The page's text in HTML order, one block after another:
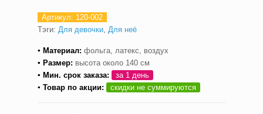
Артикул: 120-002
Тэги: Для девочки, Для неё
▪ Материал: фольга, латекс, воздух
▪ Размер: высота около 140 см
▪ Мин. срок заказа:
за 1 день
▪ Товар по акции:
скидки не суммируются